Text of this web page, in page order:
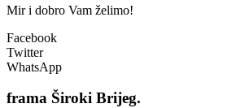
Mir i dobro Vam želimo!
Facebook
Twitter
WhatsApp
frama Široki Brijeg.